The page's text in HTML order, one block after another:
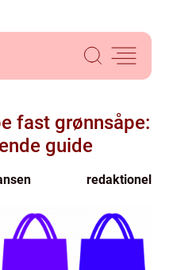
fast grønnsåpe:
guide
redaktionel